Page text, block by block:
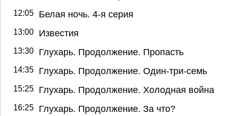
12:05 Белая ночь. 4-я серия
13:00 Известия
13:30 Глухарь. Продолжение. Пропасть
14:35 Глухарь. Продолжение. Один-три-семь
15:25 Глухарь. Продолжение. Холодная война
16:25 Глухарь. Продолжение. За что?